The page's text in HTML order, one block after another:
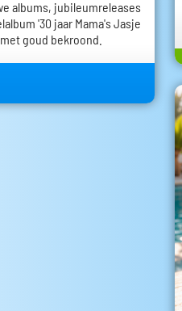
albums, jubileumreleases
'30 jaar Mama's Jasje
goud bekroond.